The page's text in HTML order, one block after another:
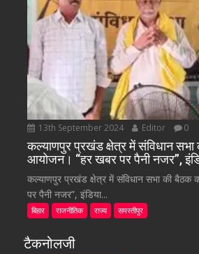
13th September 2024 Editor 0
कल्याणपुर प्रखंड क्षेत्र में संविधान
आयोजन। “हर खबर पर पैनी नजर”,
कल्याणपुर प्रखंड क्षेत्र में संविधान सभा की
पर पैनी नजर”, इंडिया...
बिहार राजनीतिक राज्य समस्तीपुर
टैकनोलजी